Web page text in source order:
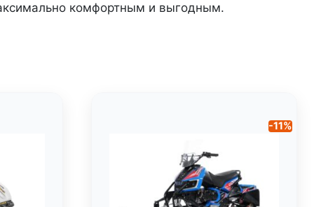
комфортным и выгодным.
-11%